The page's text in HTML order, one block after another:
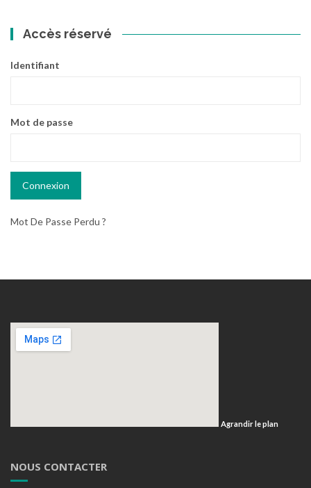
Accès réservé
Identifiant
Mot de passe
Mot De Passe Perdu ?
Agrandir le plan
NOUS CONTACTER